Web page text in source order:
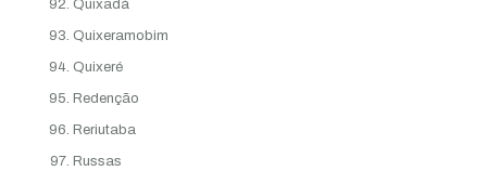
Quixadá
Quixeramobim
Quixeré
Redenção
Reriutaba
Russas